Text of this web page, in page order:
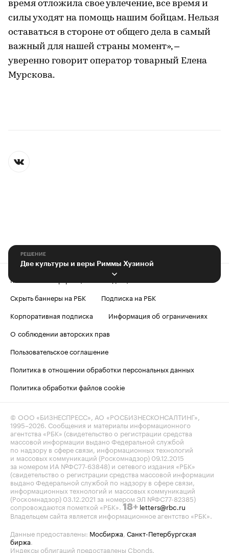
время отложила свое увлечение, все время и
силы уходят на помощь нашим бойцам. Нельзя
оставаться в стороне от общего дела в самый
важный для нашей страны момент», –
уверенно говорит оператор товарный Елена
Мурскова.
РЕШЕНИЕ
Две культуры и веры Риммы Хузиной
Контактная информация
Редакция
Скрыть баннеры на РБК
Подписка на РБК
Корпоративная подписка
Информация об ограничениях
О соблюдении авторских прав
Пользовательское соглашение
Политика в отношении обработки персональных данных
Политика обработки файлов cookie
© ООО «БИЗНЕСПРЕСС», АО «РОСБИЗНЕСКОНСАЛТИНГ»,
1995–2026 . Сообщения и материалы информационного
агентства «РБК» (свидетельство о регистрации средства
массовой информации выдано Федеральной службой
по надзору в сфере связи, информационных технологий
и массовых коммуникаций (Роскомнадзор) 09.12.2015
за номером ИА №ФС77-63848) и сетевого издания «РБК»
(свидетельство о регистрации средства массовой информации
выдано Федеральной службой по надзору в сфере связи,
информационных технологий и массовых коммуникаций
(Роскомнадзор) 03.12.2021 за номером ЭЛ №ФС77-82385)
сопровождаются пометкой «РБК». 18+ letters@rbc.ru
Владельцем сайта является информационное агентство «РБК».
Данные предоставлены: Мосбиржа Санкт-Петербургская
биржа
Индексы облигаций предоставлены Cbonds.